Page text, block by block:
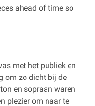
ahead of time so
met het publiek en
om zo dicht bij de
en sopraan waren
plezier om naar te